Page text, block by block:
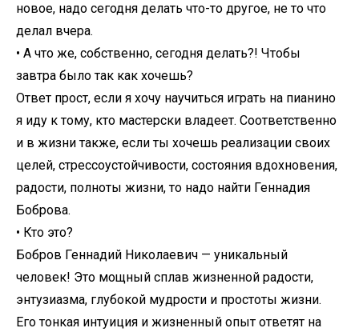
новое, надо сегодня делать что-то другое, не то что
делал вчера.
• А что же, собственно, сегодня делать?! Чтобы
завтра было так как хочешь?
Ответ прост, если я хочу научиться играть на пианино
я иду к тому, кто мастерски владеет. Соответственно
и в жизни также, если ты хочешь реализации своих
целей, стрессоустойчивости, состояния вдохновения,
радости, полноты жизни, то надо найти Геннадия
Боброва.
• Кто это?
Бобров Геннадий Николаевич — уникальный
человек! Это мощный сплав жизненной радости,
энтузиазма, глубокой мудрости и простоты жизни.
Его тонкая интуиция и жизненный опыт ответят на